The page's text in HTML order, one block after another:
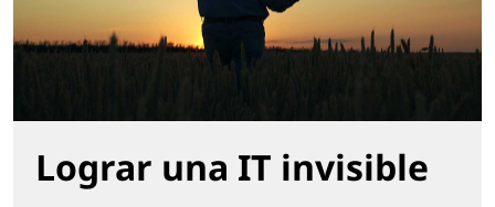
Lograr una IT invisible